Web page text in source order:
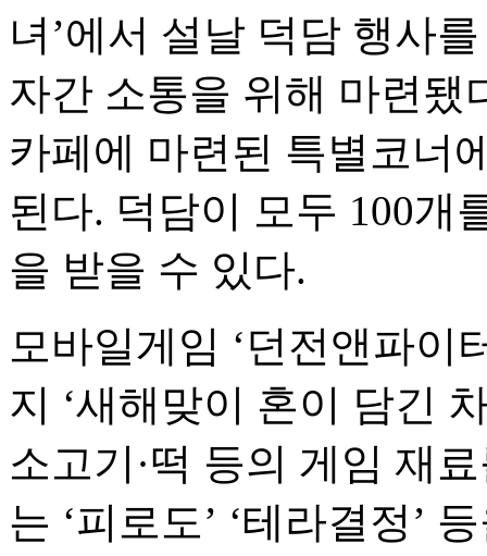
녀’에서 설날 덕담 행사
자간 소통을 위해 마련됐
카페에 마련된 특별코너
된다. 덕담이 모두 100개
을 받을 수 있다.
모바일게임 ‘던전앤파이
지 ‘새해맞이 혼이 담긴
소고기·떡 등의 게임 재
는 ‘피로도’ ‘테라결정’